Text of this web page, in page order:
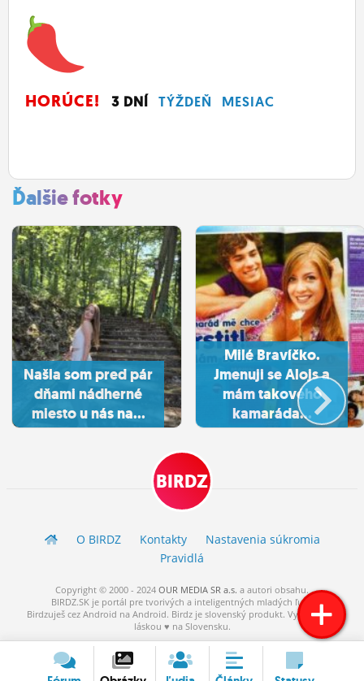
HORÚCE! 3 DNÍ TÝŽDEŇ MESIAC
Ďalšie fotky
Našla som pred pár
dňami nádherné
miesto u nás na...
Milé Bravíčko.
Jmenuji se Alojs a
mám takového
kamaráda...
BIRDZ
O BIRDZ Kontakty
Nastavenia súkromia
Pravidlá
Copyright © 2000 - 2024 OUR MEDIA SR a.s. a autori obsahu.
BIRDZ.SK je portál pre tvorivých a inteligentných mladých ľudí.
Birdzuješ cez Android na Android. Birdz je slovenský produkt. Vytvorené s
láskou ♥ na Slovensku.